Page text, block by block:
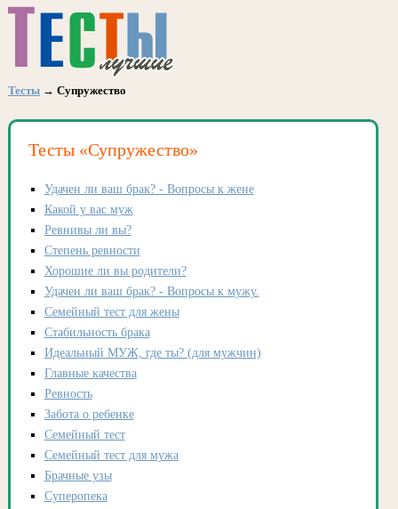
Тесты → Супружество
Тесты «Супружество»
Удачен ли ваш брак? - Вопросы к жене
Какой у вас муж
Ревнивы ли вы?
Степень ревности
Хорошие ли вы родители?
Удачен ли ваш брак? - Вопросы к мужу.
Семейный тест для жены
Стабильность брака
Идеальный МУЖ, где ты? (для мужчин)
Главные качества
Ревность
Забота о ребенке
Семейный тест
Семейный тест для мужа
Брачные узы
Суперопека